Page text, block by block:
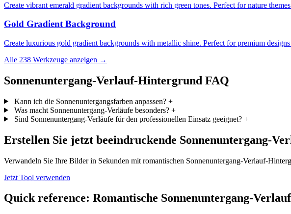
Create vibrant emerald gradient backgrounds with rich green tones. Perfect for nature
Gold Gradient Background
Create luxurious gold gradient backgrounds with metallic shine. Perfect for premium designs
Alle 238 Werkzeuge anzeigen →
Sonnenuntergang-Verlauf-Hintergrund FAQ
Kann ich die Sonnenuntergangsfarben anpassen? +
Was macht Sonnenuntergang-Verläufe besonders? +
Sind Sonnenuntergang-Verläufe für den professionellen Einsatz geeignet? +
Erstellen Sie jetzt beeindruckende Sonnenuntergang-
Verwandeln Sie Ihre Bilder in Sekunden mit romantischen Sonnenuntergang-Verlauf-
Jetzt Tool verwenden
Quick reference: Romantische Sonnenuntergang-